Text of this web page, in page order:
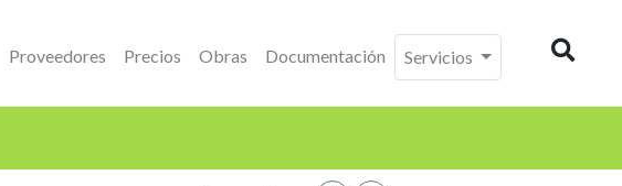
Proveedores Precios Obras Documentación Servicios